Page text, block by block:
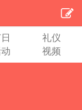
礼仪
视频